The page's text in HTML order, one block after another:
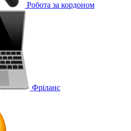
Робота за кордоном
Фріланс